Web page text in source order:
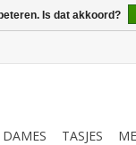
DAMES TASJES
Is dat akkoord?